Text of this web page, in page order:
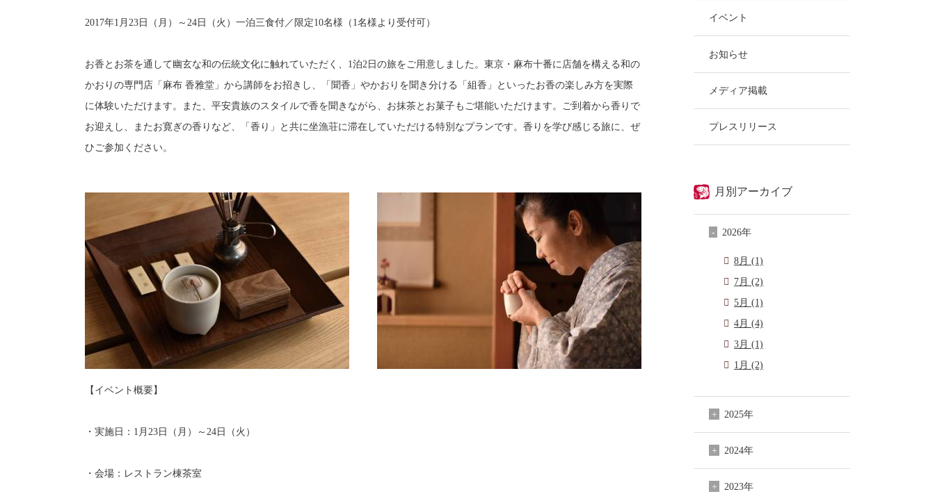
2017年1月23日（月）～24日（火）一泊三食付／限定10名様（1名様より受付可）
お香とお茶を通して幽玄な和の伝統文化に触れていただく、1泊2日の旅をご用意しました。東京・麻布十番に店舗を構える和の
かおりの専門店「麻布 香雅堂」から講師をお招きし、「聞香」やかおりを聞き分ける「組香」といったお香の楽しみ方を実際
に体験いただけます。また、平安貴族のスタイルで香を聞きながら、お抹茶とお菓子もご堪能いただけます。ご到着から香りで
お迎えし、またお寛ぎの香りなど、「香り」と共に坐漁荘に滞在していただける特別なプランです。香りを学び感じる旅に、ぜ
ひご参加ください。
【イベント概要】
・実施日：1月23日（月）～24日（火）
・会場：レストラン棟茶室
イベント
お知らせ
メディア掲載
プレスリリース
月別アーカイブ
2026年
8月 (1)
7月 (2)
5月 (1)
4月 (4)
3月 (1)
1月 (2)
2025年
2024年
2023年